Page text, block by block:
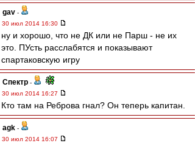
gav -
30 июл 2014 16:30
ну и хорошо, что не ДК или не Парш - не их
это. ПУсть расслабятся и показывают
спартаковскую игру
Спектр -
30 июл 2014 16:27
Кто там на Реброва гнал? Он теперь капитан.
agk -
30 июл 2014 16:07